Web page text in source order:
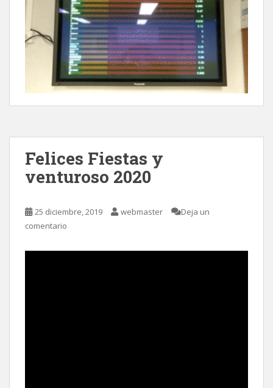
Felices Fiestas y
venturoso 2020
25 diciembre, 2019 webmaster
Deja un
comentario